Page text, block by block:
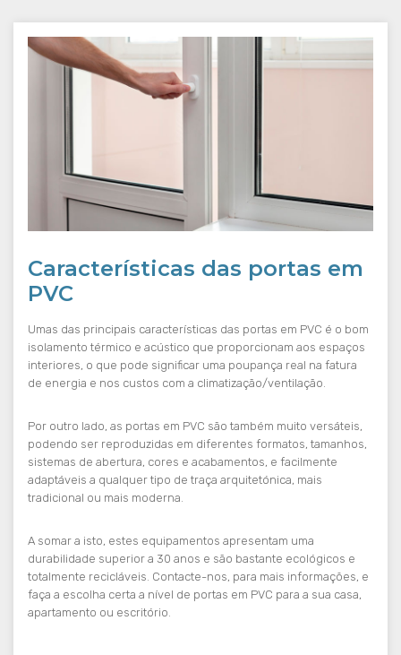
Características das portas em
PVC
Umas das principais características das portas em PVC é o bom
isolamento térmico e acústico que proporcionam aos espaços
interiores, o que pode significar uma poupança real na fatura
de energia e nos custos com a climatização/ventilação.
Por outro lado, as portas em PVC são também muito versáteis,
podendo ser reproduzidas em diferentes formatos, tamanhos,
sistemas de abertura, cores e acabamentos, e facilmente
adaptáveis a qualquer tipo de traça arquitetónica, mais
tradicional ou mais moderna.
A somar a isto, estes equipamentos apresentam uma
durabilidade superior a 30 anos e são bastante ecológicos e
totalmente recicláveis. Contacte-nos, para mais informações, e
faça a escolha certa a nível de portas em PVC para a sua casa,
apartamento ou escritório.